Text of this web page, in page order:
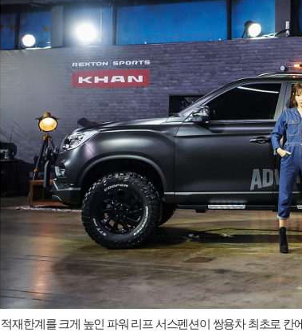
적재한계를 크게 높인 파워 리프 서스펜션이 쌍용차 최초로 칸